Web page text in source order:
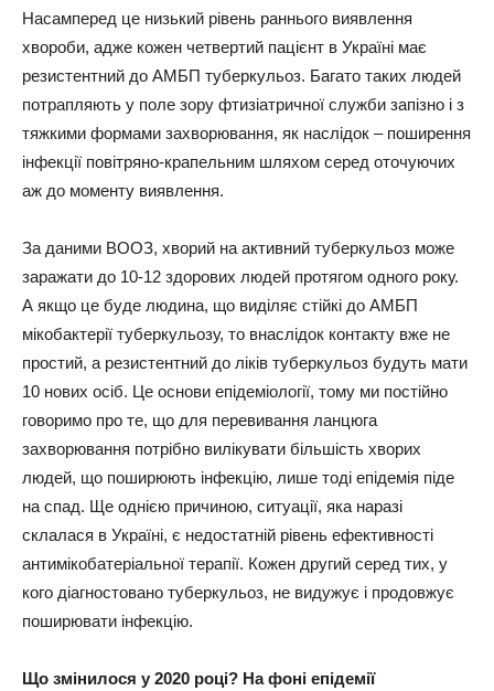
Насамперед це низький рівень раннього виявлення
хвороби, адже кожен четвертий пацієнт в Україні має
резистентний до АМБП туберкульоз. Багато таких людей
потрапляють у поле зору фтизіатричної служби запізно і з
тяжкими формами захворювання, як наслідок – поширення
інфекції повітряно-крапельним шляхом серед оточуючих
аж до моменту виявлення.
За даними ВООЗ, хворий на активний туберкульоз може
заражати до 10-12 здорових людей протягом одного року.
А якщо це буде людина, що виділяє стійкі до АМБП
мікобактерії туберкульозу, то внаслідок контакту вже не
простий, а резистентний до ліків туберкульоз будуть мати
10 нових осіб. Це основи епідеміології, тому ми постійно
говоримо про те, що для перевивання ланцюга
захворювання потрібно вилікувати більшість хворих
людей, що поширюють інфекцію, лише тоді епідемія піде
на спад. Ще однією причиною, ситуації, яка наразі
склалася в Україні, є недостатній рівень ефективності
антимікобатеріальної терапії. Кожен другий серед тих, у
кого діагностовано туберкульоз, не видужує і продовжує
поширювати інфекцію.
Що змінилося у 2020 році? На фоні епідемії